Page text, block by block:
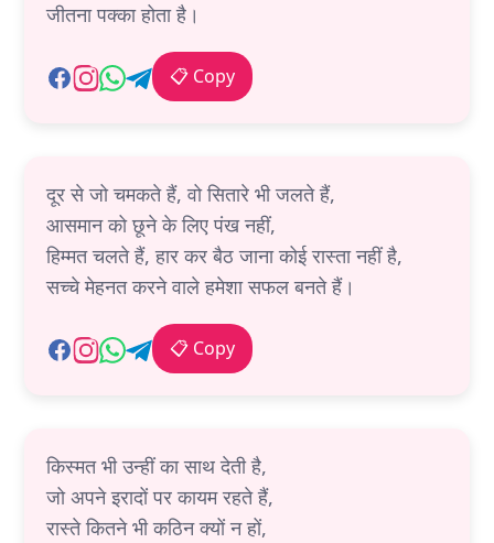
जीतना पक्का होता है।
📋 Copy
दूर से जो चमकते हैं, वो सितारे भी जलते हैं,
आसमान को छूने के लिए पंख नहीं,
हिम्मत चलते हैं, हार कर बैठ जाना कोई रास्ता नहीं है,
सच्चे मेहनत करने वाले हमेशा सफल बनते हैं।
📋 Copy
किस्मत भी उन्हीं का साथ देती है,
जो अपने इरादों पर कायम रहते हैं,
रास्ते कितने भी कठिन क्यों न हों,